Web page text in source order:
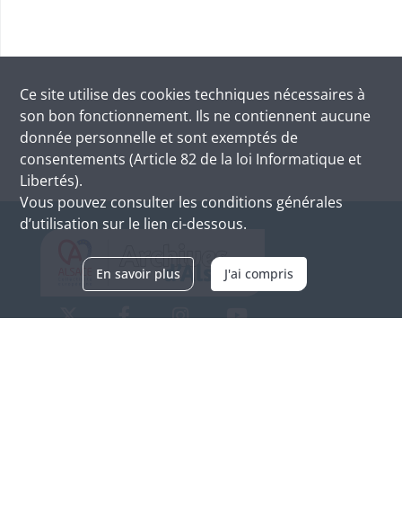
Ce site utilise des cookies techniques nécessaires à
son bon fonctionnement. Ils ne contiennent aucune
donnée personnelle et sont exemptés de
consentements (Article 82 de la loi Informatique et
Libertés).
Vous pouvez consulter les conditions générales
d’utilisation sur le lien ci-dessous.
En savoir plus J'ai compris